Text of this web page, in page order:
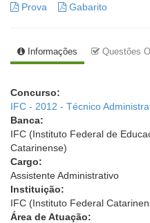
Prova Gabarito
Informações Questões
Concurso:
IFC - 2012 - Técnico
Banca:
IFC (Instituto Federal de
Catarinense)
Cargo:
Assistente Administrativo
Instituição:
IFC (Instituto Federal
Área de Atuação: